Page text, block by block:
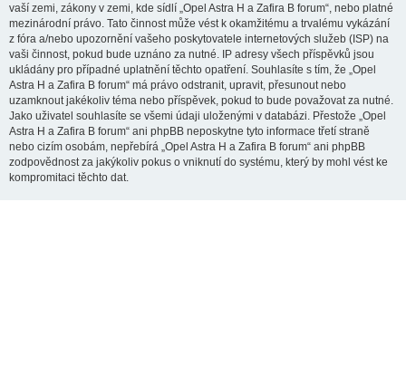
vaší zemi, zákony v zemi, kde sídlí „Opel Astra H a Zafira B forum“, nebo platné
mezinárodní právo. Tato činnost může vést k okamžitému a trvalému vykázání
z fóra a/nebo upozornění vašeho poskytovatele internetových služeb (ISP) na
vaši činnost, pokud bude uznáno za nutné. IP adresy všech příspěvků jsou
ukládány pro případné uplatnění těchto opatření. Souhlasíte s tím, že „Opel
Astra H a Zafira B forum“ má právo odstranit, upravit, přesunout nebo
uzamknout jakékoliv téma nebo příspěvek, pokud to bude považovat za nutné.
Jako uživatel souhlasíte se všemi údaji uloženými v databázi. Přestože „Opel
Astra H a Zafira B forum“ ani phpBB neposkytne tyto informace třetí straně
nebo cizím osobám, nepřebírá „Opel Astra H a Zafira B forum“ ani phpBB
zodpovědnost za jakýkoliv pokus o vniknutí do systému, který by mohl vést ke
kompromitaci těchto dat.